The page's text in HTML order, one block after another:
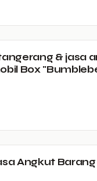
& jasa
Box
Angkut